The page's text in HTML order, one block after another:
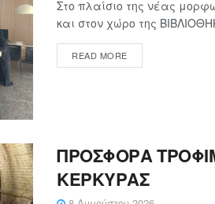
Στο πλαίσιο της νέας
και στον χώρο της
READ MORE
ΠΡΟΣΦΟΡΑ
ΚΕΡΚΥΡΑΣ